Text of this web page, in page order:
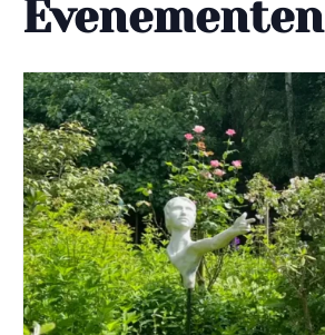
Evenementen